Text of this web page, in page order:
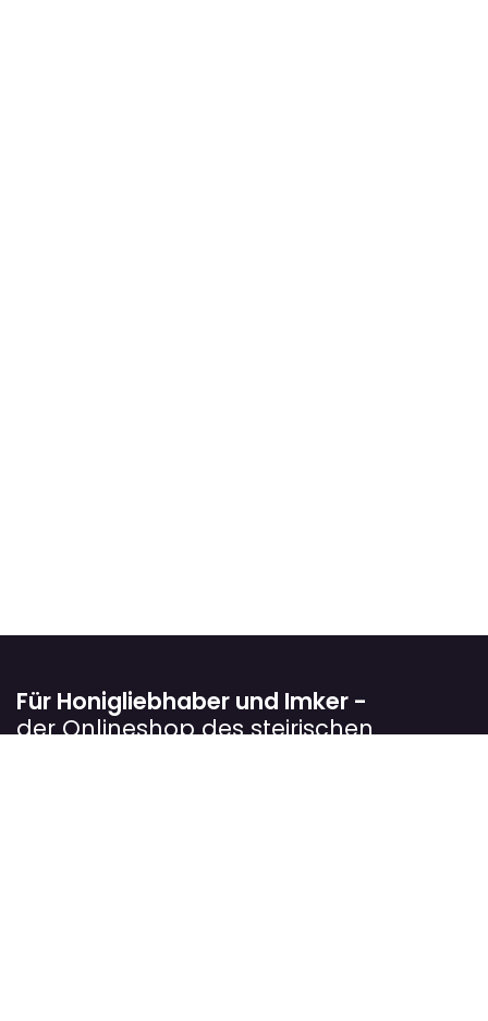
Für Honigliebhaber und Imker -
der Onlineshop des steirischen